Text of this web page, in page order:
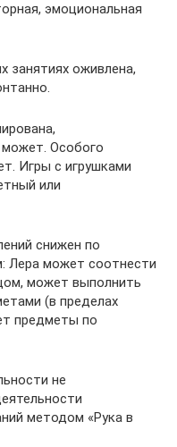
эмоциональная
занятиях оживлена,
может. Особого
Игры с игрушками
или
снижен по
Лера может соотнести
может выполнить
(в пределах
предметы по
не
методом «Рука в